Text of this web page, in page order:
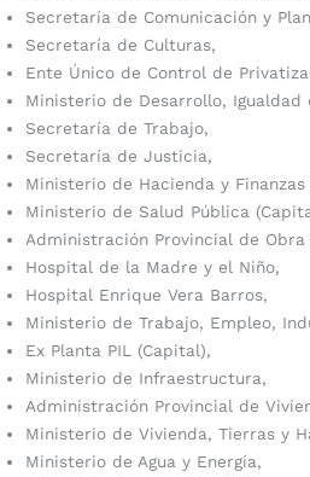
Secretaría de Comunicación y
Secretaría de Culturas,
Ente Único de Control de
Ministerio de Desarrollo, Igualdad
Secretaría de Trabajo,
Secretaría de Justicia,
Ministerio de Hacienda y Finanzas
Ministerio de Salud Pública
Administración Provincial de Obra
Hospital de la Madre y el Niño,
Hospital Enrique Vera Barros,
Ministerio de Trabajo, Empleo,
Ex Planta PIL (Capital),
Ministerio de Infraestructura,
Administración Provincial de
Ministerio de Vivienda, Tierras y
Ministerio de Agua y Energía,